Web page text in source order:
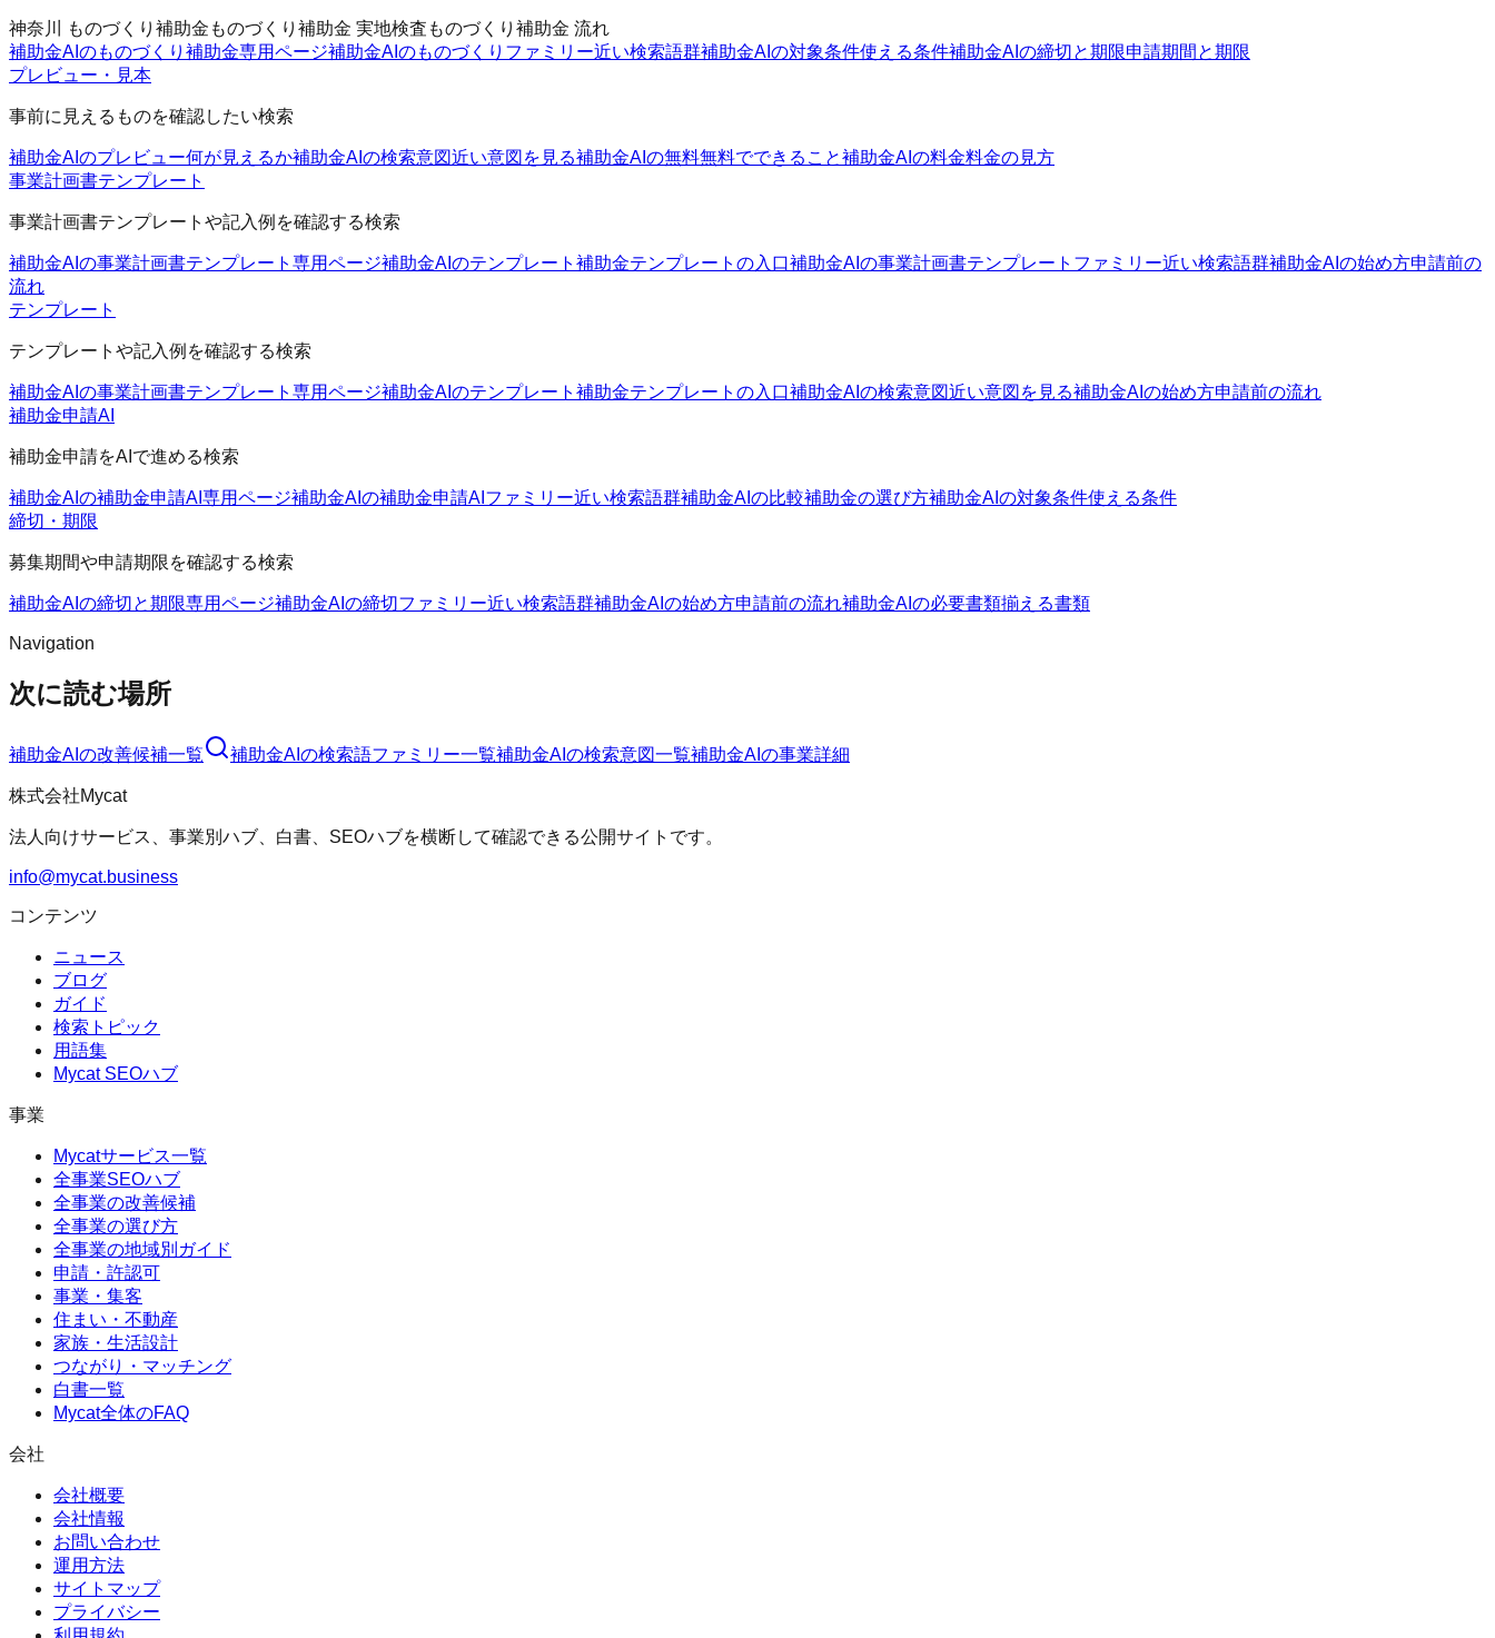
神奈川 ものづくり補助金 ものづくり補助金 実地検査 ものづくり補助金 流れ
補助金AIのものづくり補助金専用ページ補助金AIのものづくりファミリー近い検索語群補助金AIの対象条件使える条件補助金AIの締切と期限申請期間と期限
プレビュー・見本
事前に見えるものを確認したい検索
補助金AIのプレビュー何が見えるか補助金AIの検索意図近い意図を見る補助金AIの無料無料でできること補助金AIの料金料金の見方
事業計画書テンプレート
事業計画書テンプレートや記入例を確認する検索
補助金AIの事業計画書テンプレート 専用ページ補助金AIのテンプレート 補助金テンプレートの入口補助金AIの事業計画書テンプレートファミリー近い検索語群補助金AIの始め方申請前の
流れ
テンプレート
テンプレートや記入例を確認する検索
補助金AIの事業計画書テンプレート 専用ページ補助金AIのテンプレート 補助金テンプレートの入口補助金AIの検索意図近い意図を見る補助金AIの始め方申請前の流れ
補助金申請AI
補助金申請をAIで進める検索
補助金AIの補助金申請AI 専用ページ補助金AIの補助金申請AIファミリー近い検索語群補助金AIの比較補助金の選び方補助金AIの対象条件使える条件
締切・期限
募集期間や申請期限を確認する検索
補助金AIの締切と期限専用ページ補助金AIの締切ファミリー近い検索語群補助金AIの始め方申請前の流れ補助金AIの必要書類揃える書類
Navigation
次に読む場所
補助金AI の改善候補一覧 補助金AI の検索語ファミリー一覧補助金AI の検索意図一覧補助金AI の事業詳細
株式会社Mycat
法人向けサービス、事業別ハブ、白書、SEOハブを横断して確認できる公開サイトです。
info@mycat.business
コンテンツ
ニュース
ブログ
ガイド
検索トピック
用語集
Mycat SEOハブ
事業
Mycatサービス一覧
全事業SEOハブ
全事業の改善候補
全事業の選び方
全事業の地域別ガイド
申請・許認可
事業・集客
住まい・不動産
家族・生活設計
つながり・マッチング
白書一覧
Mycat全体のFAQ
会社
会社概要
会社情報
お問い合わせ
運用方法
サイトマップ
プライバシー